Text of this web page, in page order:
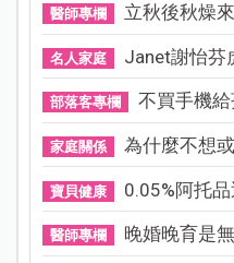
醫師專欄 立秋後秋燥
名人家庭 Janet謝怡芬
部落客專欄 不買手機
家庭關係 為什麼不想
寶貝健康 0.05%阿托
醫師專欄 晚婚晚育是